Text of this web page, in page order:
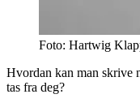
Foto: Hartwig
Hvordan kan man skrive
tas fra deg?